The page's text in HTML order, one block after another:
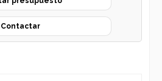
Contactar